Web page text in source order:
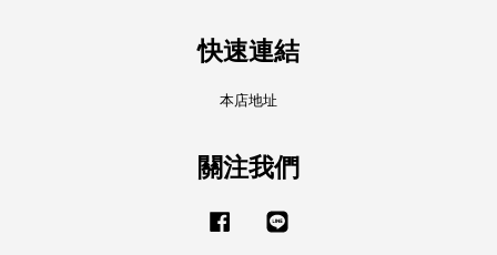
快速連結
本店地址
關注我們
Facebook